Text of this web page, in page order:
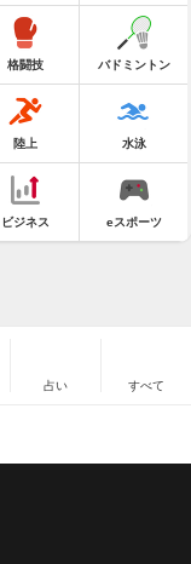
格闘技 バドミントン
陸上 水泳
ビジネス eスポーツ
占い すべて